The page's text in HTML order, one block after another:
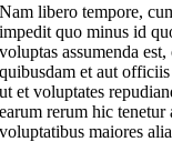
Nam libero tempore,
impedit quo minus id
voluptas assumenda
quibusdam et aut
ut et voluptates
earum rerum hic tenetur
voluptatibus maiores